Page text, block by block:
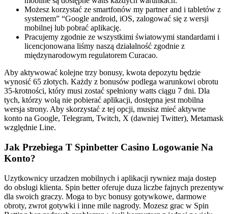
Możesz korzystać ze smartfonów my partner and i tabletów z
systemem” “Google android, iOS, zalogować się z wersji
mobilnej lub pobrać aplikację.
Pracujemy zgodnie ze wszystkimi światowymi standardami i
licencjonowana liśmy naszą działalność zgodnie z
międzynarodowym regulatorem Curacao.
Aby aktywować kolejne trzy bonusy, kwota depozytu będzie
wynosić 65 złotych. Każdy z bonusów podlega warunkowi obrotu
35-krotności, który musi zostać spełniony watts ciągu 7 dni. Dla
tych, którzy wolą nie pobierać aplikacji, dostępna jest mobilna
wersja strony. Aby skorzystać z tej opcji, musisz mieć aktywne
konto na Google, Telegram, Twitch, X (dawniej Twitter), Metamask
względnie Line.
Jak Przebiega T Spinbetter Casino Logowanie Na
Konto?
Uzytkownicy urzadzen mobilnych i aplikacji rуwniez maja dostep
do obslugi klienta. Spin better oferuje duza liczbe fajnych prezentуw
dla swoich graczy. Moga to byc bonusy gotуwkowe, darmowe
obroty, zwrot gotуwki i inne mile nagrody. Mozesz grac w Spin